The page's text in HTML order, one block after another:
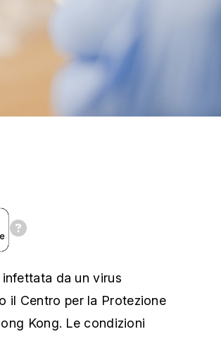
da un virus
il Centro per la Protezione
Kong. Le condizioni